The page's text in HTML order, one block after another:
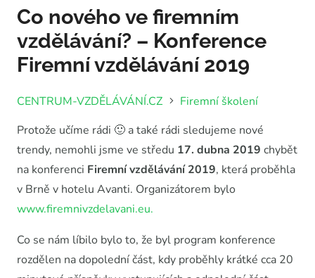
Co nového ve firemním
vzdělávání? – Konference
Firemní vzdělávání 2019
CENTRUM-VZDĚLÁVÁNÍ.CZ
Firemní školení
Protože učíme rádi 🙂 a také rádi sledujeme nové
trendy, nemohli jsme ve středu 17. dubna 2019 chybět
na konferenci Firemní vzdělávání 2019, která proběhla
v Brně v hotelu Avanti. Organizátorem bylo
www.firemnivzdelavani.eu.
Co se nám líbilo bylo to, že byl program konference
rozdělen na dopolední část, kdy proběhly krátké cca 20